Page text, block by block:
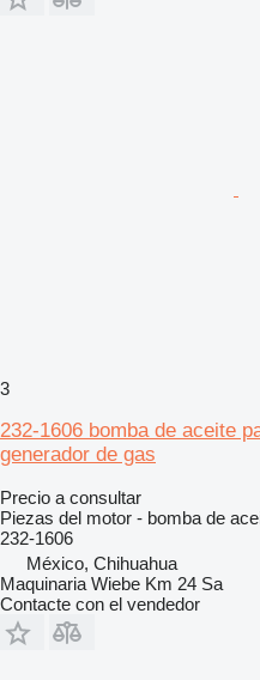
3
232-1606 bomba de aceite
generador de gas
Precio a consultar
Piezas del motor - bomba de
232-1606
México, Chihuahua
Maquinaria Wiebe Km 24 Sa
Contacte con el vendedor